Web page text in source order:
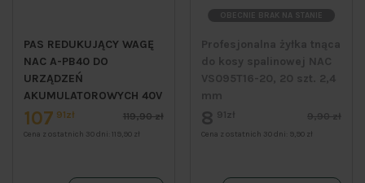
PAS REDUKUJĄCY WAGĘ
NAC A-PB40 DO
URZĄDZEŃ
AKUMULATOROWYCH 40V
107 91zł 119,90 zł
Cena z ostatnich 30 dni: 119,90 zł
OBECNIE BRAK NA STANIE
Profesjonalna żyłka tnąca
do kosy spalinowej NAC
VS095T16-20, 20 szt. 2,4
mm
8 91zł 9,90 zł
Cena z ostatnich 30 dni: 9,90 zł